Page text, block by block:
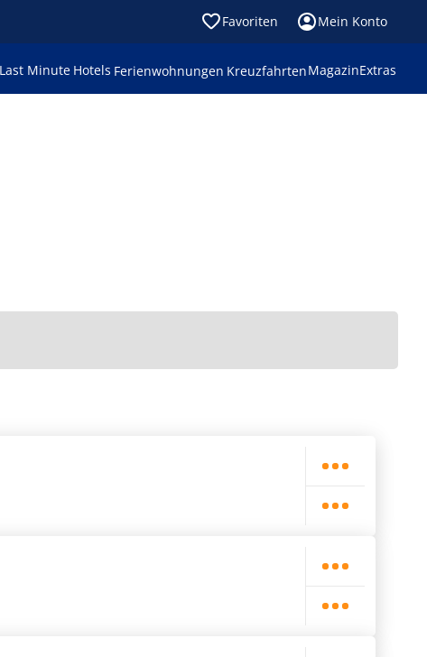
Favoriten Mein Konto
Last Minute Hotels Ferienwohnungen KreuzfahrtenMagazinExtras